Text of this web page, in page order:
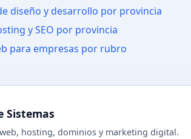
diseño y desarrollo por provincia
y SEO por provincia
para empresas por rubro
Sistemas
hosting, dominios y marketing digital.